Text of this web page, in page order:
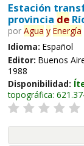
Estación
provincia de
por Agua y Energía
Idioma: Español
Editor: Buenos
1988
Disponibilidad:
topográfica: